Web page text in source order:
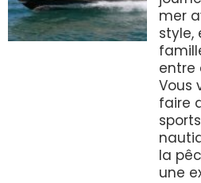
mer
style,
entre
Vous
faire
sports
la
une